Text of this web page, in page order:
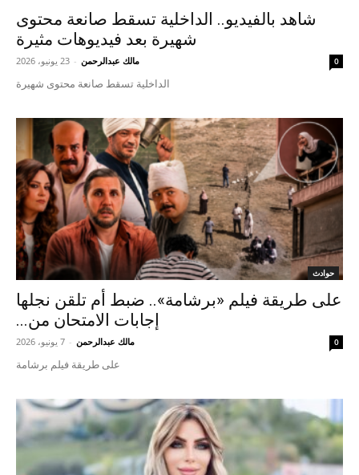
شاهد بالفيديو.. الداخلية تسقط صانعة محتوى
شهيرة بعد فيديوهات مثيرة
مالك عبدالرحمن - 23 يونيو، 2026 0
الداخلية تسقط صانعة محتوى شهيرة
حوادث
على طريقة فيلم «برشامة».. ضبط أم تلقن نجلها
إجابات الامتحان من...
مالك عبدالرحمن - 7 يونيو، 2026 0
على طريقة فيلم برشامة